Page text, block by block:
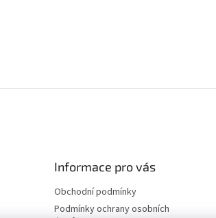
Informace pro vás
Obchodní podmínky
Podmínky ochrany osobních